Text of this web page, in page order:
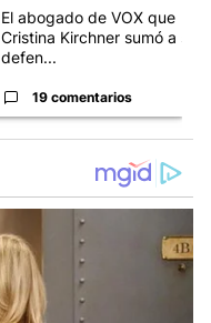
El abogado de VOX que
Cristina Kirchner sumó a su
defen...
19 comentarios